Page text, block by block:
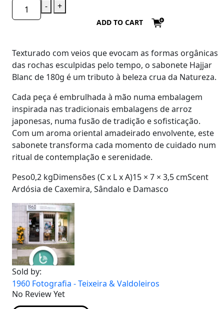
- +
ADD TO CART
Texturado com veios que evocam as formas orgânicas
das rochas esculpidas pelo tempo, o sabonete Hajjar
Blanc de 180g é um tributo à beleza crua da Natureza.
Cada peça é embrulhada à mão numa embalagem
inspirada nas tradicionais embalagens de arroz
japonesas, numa fusão de tradição e sofisticação.
Com um aroma oriental amadeirado envolvente, este
sabonete transforma cada momento de cuidado num
ritual de contemplação e serenidade.
Peso0,2 kgDimensões (C x L x A)15 × 7 × 3,5 cmScent
Ardósia de Caxemira, Sândalo e Damasco
Sold by:
1960 Fotografia - Teixeira & Valdoleiros
No Review Yet